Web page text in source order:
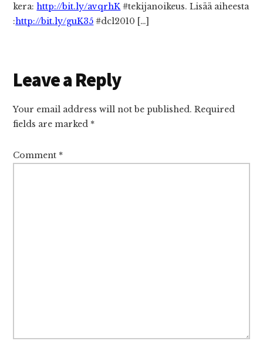
kera:http://bit.ly/avqrhK #tekijanoikeus. Lisää aiheesta
:http://bit.ly/guK35 #dcl2010 […]
Leave a Reply
Your email address will not be published. Required
fields are marked *
Comment *